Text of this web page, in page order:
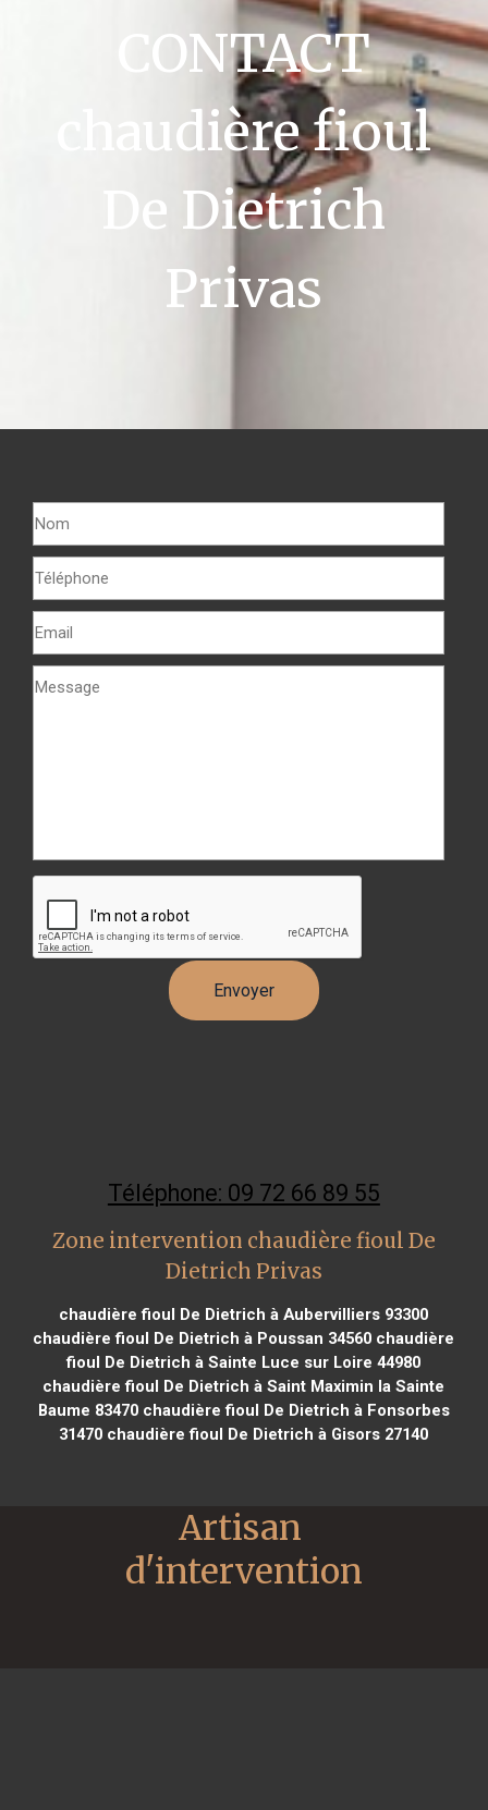
CONTACT
chaudière fioul
De Dietrich
Privas
Téléphone: 09 72 66 89 55
Zone intervention chaudière fioul De
Dietrich Privas
chaudière fioul De Dietrich à Aubervilliers 93300
chaudière fioul De Dietrich à Poussan 34560 chaudière
fioul De Dietrich à Sainte Luce sur Loire 44980
chaudière fioul De Dietrich à Saint Maximin la Sainte
Baume 83470chaudière fioul De Dietrich à Fonsorbes
31470 chaudière fioul De Dietrich à Gisors 27140
Artisan
d'intervention